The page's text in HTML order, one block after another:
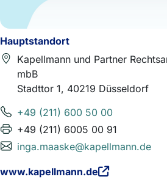
Hauptstandort
Kapellmann und Partner
mbB
Stadttor 1, 40219 Düsseldorf
+49 (211) 600 50 00
+49 (211) 6005 00 91
inga.maaske@kapellmann.de
www.kapellmann.de